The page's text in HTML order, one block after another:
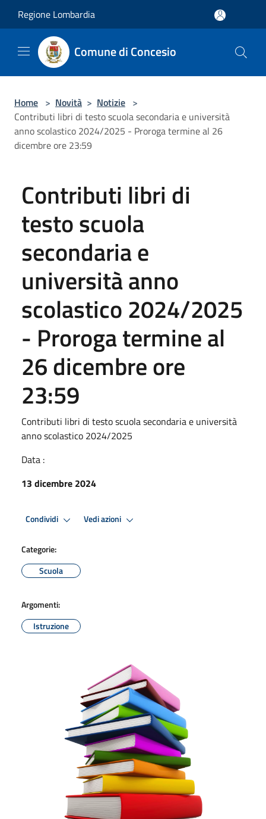
Regione Lombardia
Comune di Concesio
Home > Novità > Notizie >
Contributi libri di testo scuola secondaria e università
anno scolastico 2024/2025 - Proroga termine al 26
dicembre ore 23:59
Contributi libri di
testo scuola
secondaria e
università anno
scolastico 2024/2025
- Proroga termine al
26 dicembre ore
23:59
Contributi libri di testo scuola secondaria e università
anno scolastico 2024/2025
Data :
13 dicembre 2024
Condividi Vedi azioni
Categorie:
Scuola
Argomenti:
Istruzione